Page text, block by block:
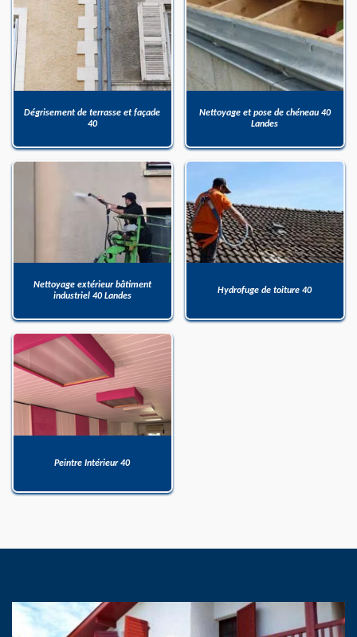
Dégrisement de terrasse et façade
40
Nettoyage et pose de chéneau 40
Landes
Nettoyage extérieur bâtiment
industriel 40 Landes
Hydrofuge de toiture 40
Peintre Intérieur 40